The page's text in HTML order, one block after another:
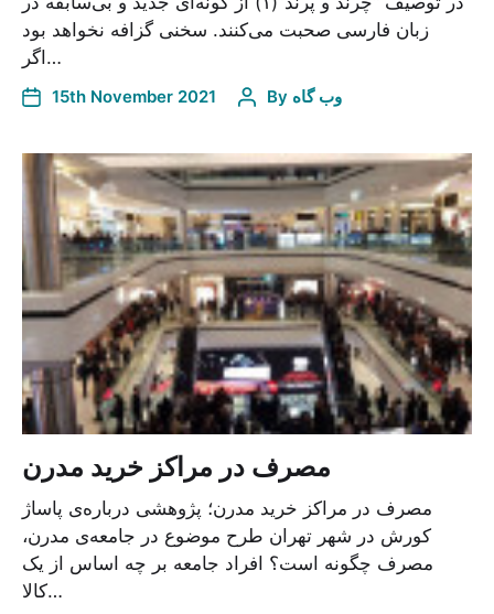
زبان فارسی‌ صحبت می‌کنند. سخنی گزافه‌ نخواهد بود
اگر…
15th November 2021 By وب گاه
مصرف در مراکز خرید مدرن
مصرف در مراکز خرید مدرن؛ پژوهشی درباره‌ی پاساژ
کورش در شهر تهران طرح موضوع در جامعه‌ی مدرن،
مصرف چگونه است؟ افراد جامعه بر چه اساس از یک
کالا…